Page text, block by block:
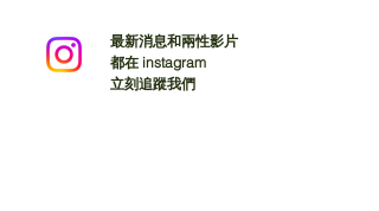
最新消息和兩性影片
都在 instagram
立刻追蹤我們